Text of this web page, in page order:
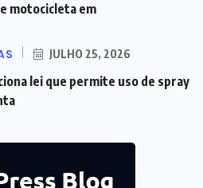
motocicleta em
JULHO 25, 2026
lei que permite uso de spray